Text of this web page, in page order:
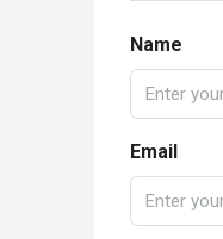
Name
Email